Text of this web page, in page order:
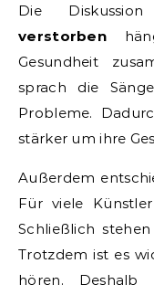
Die
verstorben
Gesundheit
sprach die
Probleme.
stärker um ihre
Außerdem
Für viele
Schließlich
Trotzdem ist es
hören. Deshalb